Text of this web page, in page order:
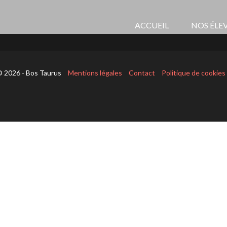
ACCUEIL NOS
2026 - Bos Taurus Mentions légales Contact Politique de cookies